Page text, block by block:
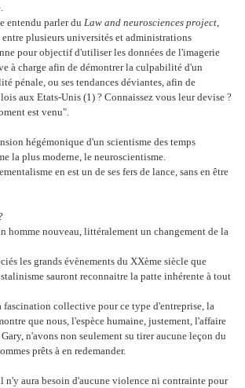
entendu parler du Law and neurosciences project,
plusieurs universités et administrations
pour objectif d'utiliser les données de l'imagerie
à charge afin de démontrer la culpabilité d'un
pénale, ou ses tendances déviantes, afin de
aux Etats-Unis (1) ? Connaissez vous leur devise ?
est venu".
hégémonique d'un scientisme des temps
la plus moderne, le neuroscientisme.
en est un de ses fers de lance, sans en être
homme nouveau, littéralement un changement de la
les grands évènements du XXème siècle que
sauront reconnaitre la patte inhérente à tout
fascination collective pour ce type d'entreprise, la
que nous, l'espèce humaine, justement, l'affaire
n'avons non seulement su tirer aucune leçon du
prêts à en redemander.
n'y aura besoin d'aucune violence ni contrainte pour